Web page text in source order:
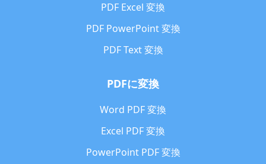
PDF Excel 変換
PDF PowerPoint 変換
PDF Text 変換
PDFに変換
Word PDF 変換
Excel PDF 変換
PowerPoint PDF 変換